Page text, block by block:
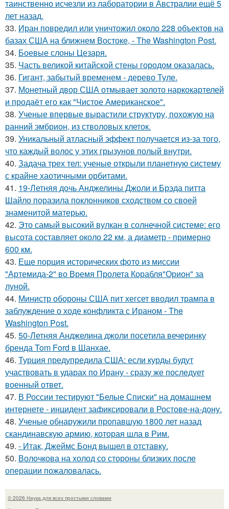
таинственно исчезли из лаборатории в Австралии ещё 5
лет назад.
33. Иран повредил или уничтожил около 228 объектов на
базах США на ближнем Востоке, - The Washington Post.
34. Боевые слоны Цезаря.
35. Часть великой китайской стены городом оказалась.
36. Гигант, забытый временем - дерево Туле.
37. Монетный двор США отмывает золото наркокартелей
и продаёт его как "Чистое Американское".
38. Ученые впервые вырастили структуру, похожую на
ранний эмбрион, из стволовых клеток.
39. Уникальный атласный эффект получается из-за того,
что каждый волос у этих грызунов полый внутри.
40. Задача трех тел: ученые открыли планетную систему
с крайне хаотичными орбитами.
41. 19-Летняя дочь Анджелины Джоли и Брэда питта
Шайло поразила поклонников сходством со своей
знаменитой матерью.
42. Это самый высокий вулкан в солнечной системе: его
высота составляет около 22 км, а диаметр - примерно
600 км.
43. Еще порция исторических фото из миссии
"Артемида-2" во Время Пролета Корабля"Орион" за
луной.
44. Министр обороны США пит хегсет вводил трампа в
заблуждение о ходе конфликта с Ираном - The
Washington Post.
45. 50-Летняя Анджелина джоли посетила вечеринку
бренда Tom Ford в Шанхае.
46. Турция предупредила США: если курды будут
участвовать в ударах по Ирану - сразу же последует
военный ответ.
47. В России тестируют "Белые Списки" на домашнем
интернете - инцидент зафиксировали в Ростове-на-дону.
48. Ученые обнаружили пропавшую 1800 лет назад
скандинавскую армию, которая шла в Рим.
49. - Итак, Джеймс Бонд вышел в отставку.
50. Волочкова на холод со стороны близких после
операции пожаловалась.
© 2026 Наука для всех простыми словами